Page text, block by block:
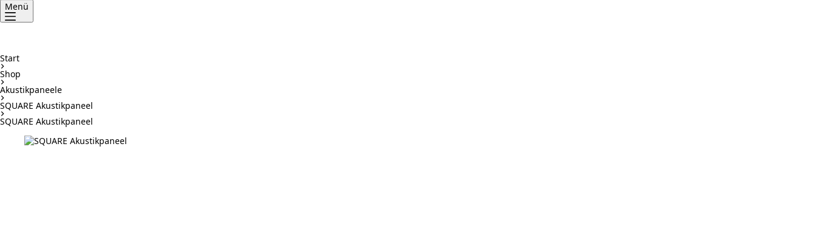
Menü
Start
Shop
Akustikpaneele
SQUARE Akustikpaneel
SQUARE Akustikpaneel